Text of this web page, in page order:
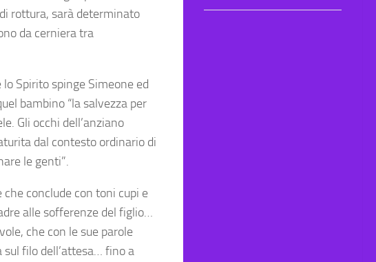
rottura, sarà determinato
da cerniera tra
Spirito spinge Simeone ed
bambino “la salvezza per
Gli occhi dell’anziano
dal contesto ordinario di
le genti”.
che conclude con toni cupi e
alle sofferenze del figlio…
che con le sue parole
sul filo dell’attesa… fino a